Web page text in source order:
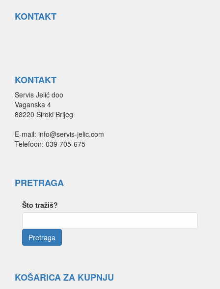
KONTAKT
KONTAKT
Servis Jelić doo
Vaganska 4
88220 Široki Brijeg
E-mail: info@servis-jelic.com
Telefoon: 039 705-675
PRETRAGA
Što tražiš?
KOŠARICA ZA KUPNJU